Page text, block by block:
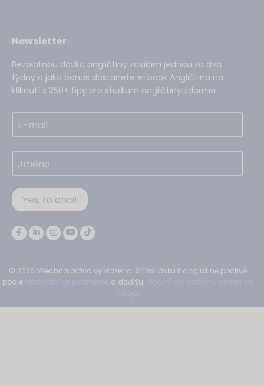
Newsletter
Bezplatnou dávku angličtiny zasílám jednou za dva
týdny a jako bonus dostanete e-book Angličtina na
kliknutí s 250+ tipy pro studium angličtiny zdarma
Yes, to chci!
© 2026 Všechna práva vyhrazena. Šířím lásku k angličtině poctivě
podle obchodních podmínek a dodržuji Podmínky ochrany osobních
údajů.